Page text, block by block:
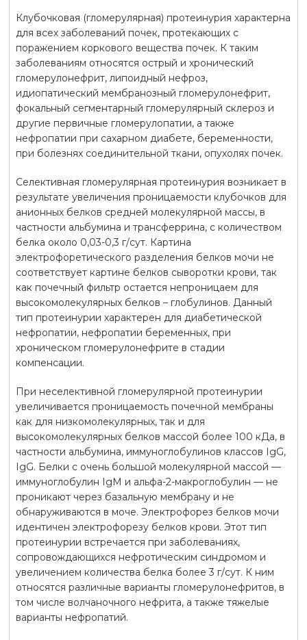
Клубочковая (гломерулярная) протеинурия характерна
для всех заболеваний почек, протекающих с
поражением коркового вещества почек. К таким
заболеваниям относятся острый и хронический
гломерулонефрит, липоидный нефроз,
идиопатический мембранозный гломерулонефрит,
фокальный сегментарный гломерулярный склероз и
другие первичные гломерулопатии, а также
нефропатии при сахарном диабете, беременности,
при болезнях соединительной ткани, опухолях почек.
Селективная гломерулярная протеинурия возникает в
результате увеличения проницаемости клубочков для
анионных белков средней молекулярной массы, в
частности альбумина и трансферрина, с количеством
белка около 0,03-0,3 г/сут. Картина
электрофоретического разделения белков мочи не
соответствует картине белков сыворотки крови, так
как почечный фильтр остается непроницаем для
высокомолекулярных белков – глобулинов. Данный
тип протеинурии характерен для диабетической
нефропатии, нефропатии беременных, при
хроническом гломерулонефрите в стадии
компенсации.
При неселективной гломерулярной протеинурии
увеличивается проницаемость почечной мембраны
как для низкомолекулярных, так и для
высокомолекулярных белков массой более 100 кДа, в
частности альбумина, иммуноглобулинов классов IgG,
IgG. Белки с очень большой молекулярной массой —
иммуноглобулин IgM и альфа-2-макроглобулин — не
проникают через базальную мембрану и не
обнаруживаются в моче. Электрофорез белков мочи
идентичен электрофорезу белков крови. Этот тип
протеинурии встречается при заболеваниях,
сопровождающихся нефротическим синдромом и
увеличением количества белка более 3 г/сут. К ним
относятся различные варианты гломерулонефритов, в
том числе волчаночного нефрита, а также тяжелые
варианты нефропатий.